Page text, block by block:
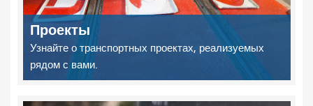
Проекты
Узнайте о транспортных проектах, реализуемых
рядом с вами.